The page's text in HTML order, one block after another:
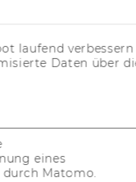
laufend
Daten über
eines
Matomo.